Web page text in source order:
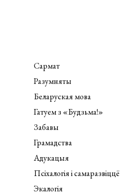
Сармат
Разумняты
Беларуская мова
Гатуем з «Будзьма!»
Забавы
Грамадства
Адукацыя
Псіхалогія і самаразвіццё
Экалогія